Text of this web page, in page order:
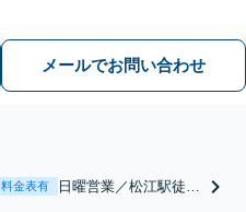
メールでお問い合わせ
料金表有
日曜営業／松江駅徒歩